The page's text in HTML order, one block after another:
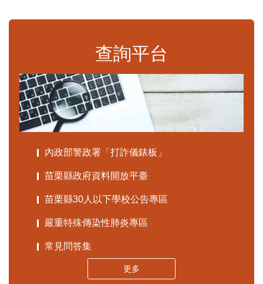
查詢平台
內政部警政署「打詐儀錶板」
苗栗縣政府資料開放平臺
苗栗縣30人以下學校公告專區
嚴重特殊傳染性肺炎專區
常見問答集
更多